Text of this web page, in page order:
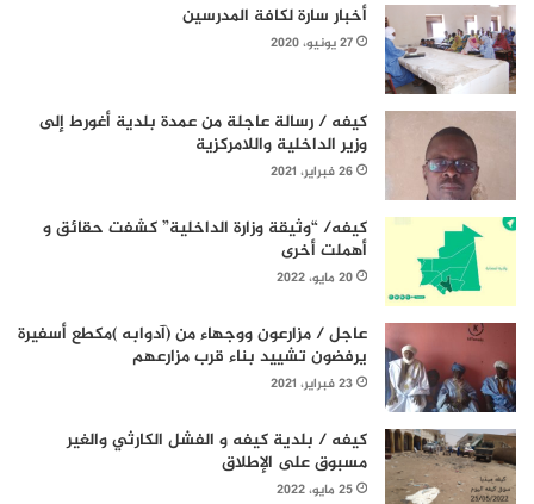
أخبار سارة لكافة المدرسين
27 يونيو، 2020
كيفه / رسالة عاجلة من عمدة بلدية أغورط إلى
وزير الداخلية واللامركزية
26 فبراير، 2021
كيفه/ “وثيقة وزارة الداخلية” كشفت حقائق و
أهملت أخرى
20 مايو، 2022
عاجل / مزارعون ووجهاء من (آدوابه )مكطع أسفيرة
يرفضون تشييد بناء قرب مزارعهم
23 فبراير، 2021
كيفه / بلدية كيفه و الفشل الكارثي والغير
مسبوق على الإطلاق
25 مايو، 2022